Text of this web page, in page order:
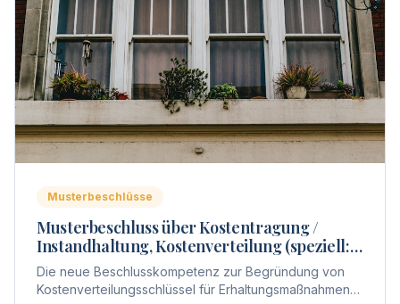
Musterbeschlüsse
Musterbeschluss über Kostentragung /
Instandhaltung, Kostenverteilung (speziell:
Fenster, Balkon- u.
Wohnungseingangstüren)
Die neue Beschlusskompetenz zur Begründung von
Kostenverteilungsschlüssel für Erhaltungsmaßnahmen